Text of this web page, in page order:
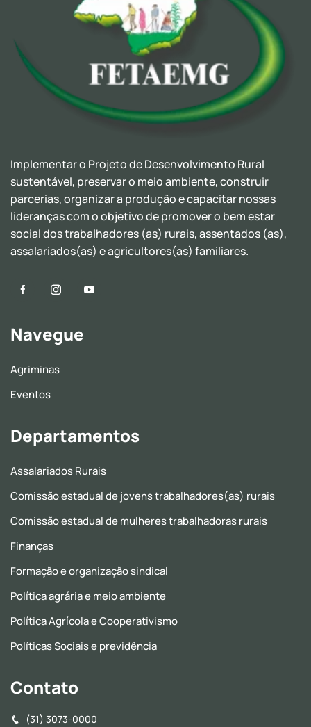
Implementar o Projeto de Desenvolvimento Rural
sustentável, preservar o meio ambiente, construir
parcerias, organizar a produção e capacitar nossas
lideranças com o objetivo de promover o bem estar
social dos trabalhadores (as) rurais, assentados (as),
assalariados(as) e agricultores(as) familiares.
Navegue
Agriminas
Eventos
Departamentos
Assalariados Rurais
Comissão estadual de jovens trabalhadores(as) rurais
Comissão estadual de mulheres trabalhadoras rurais
Finanças
Formação e organização sindical
Política agrária e meio ambiente
Política Agrícola e Cooperativismo
Políticas Sociais e previdência
Contato
(31) 3073-0000